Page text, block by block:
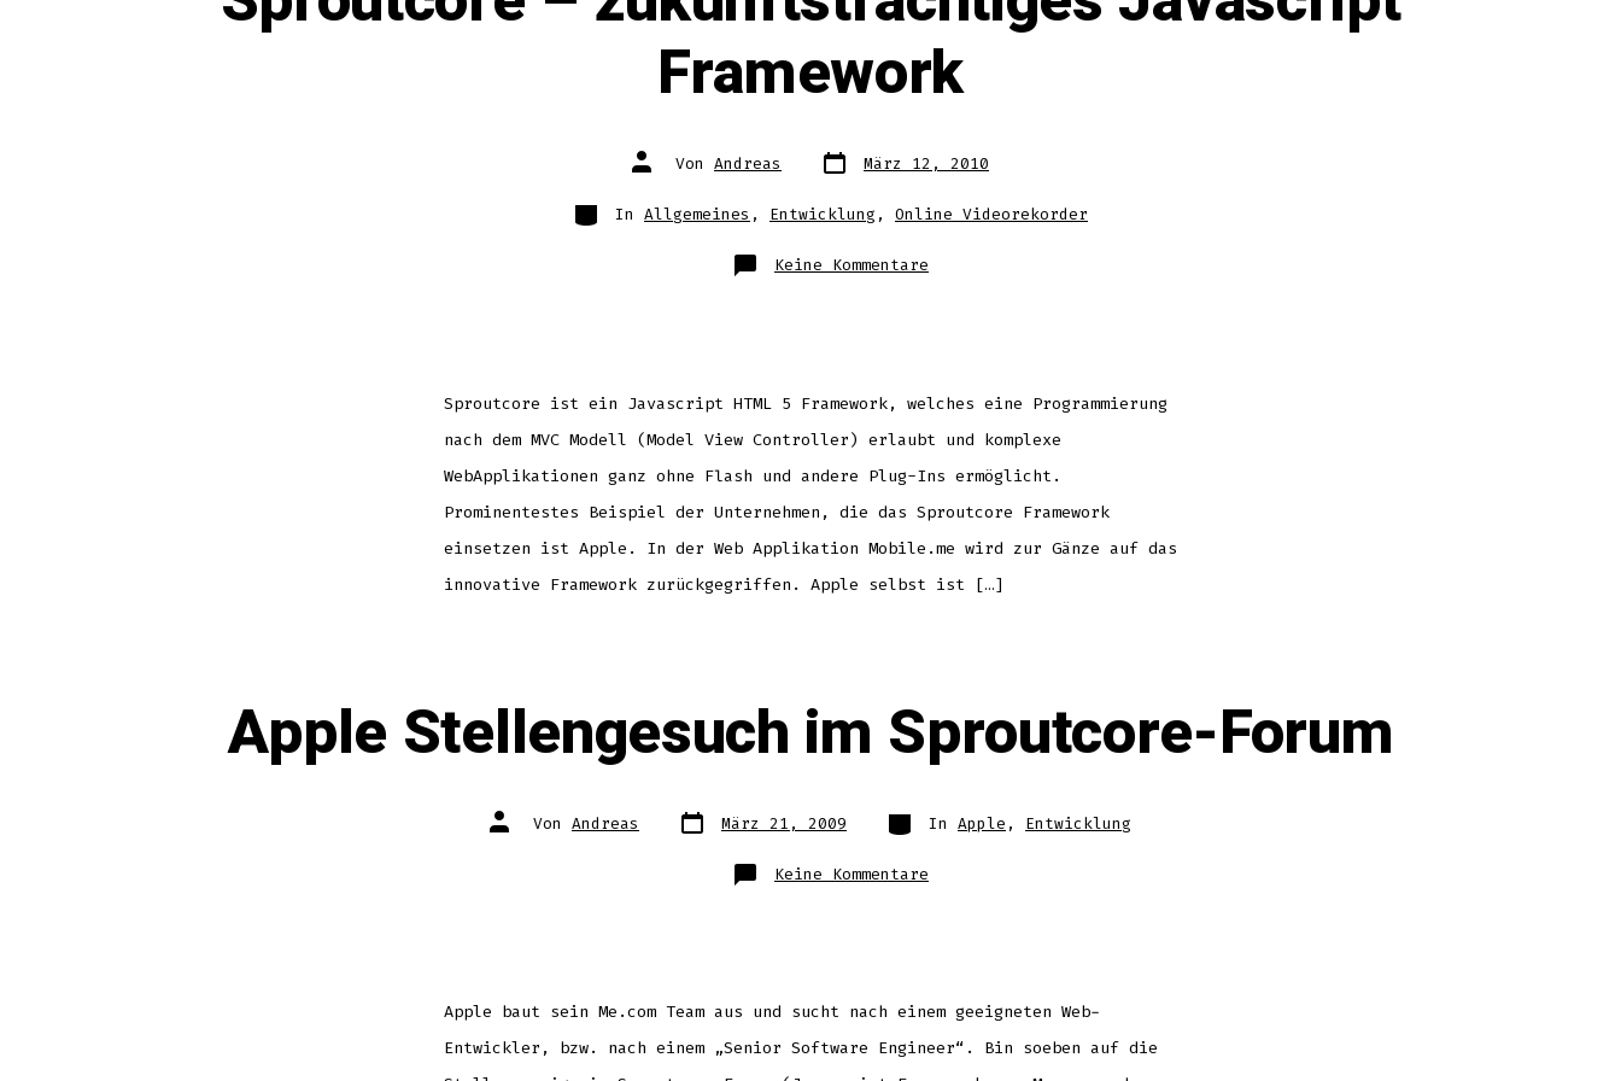
Framework
Autor
des Von Andreas Datum
des
März 12, 2010
Kategorien
In Allgemeines , Entwicklung , Online Videorekorder
Keine Kommentare
Sproutcore
Sproutcore ist ein Javascript HTML 5 Framework, welches eine Programmierung
nach dem MVC Modell (Model View Controller) erlaubt und komplexe
WebApplikationen ganz ohne Flash und andere Plug-Ins ermöglicht.
Prominentestes Beispiel der Unternehmen, die das Sproutcore Framework
einsetzen ist Apple. In der Web Applikation Mobile.me wird zur Gänze auf das
innovative Framework zurückgegriffen. Apple selbst ist […]
Apple Stellengesuch im Sproutcore-Forum
Autor
des Von Andreas Datum
des März 21, 2009 Kategorien
In Apple , Entwicklung
Keine Kommentare
Apple
Apple baut sein Me.com Team aus und sucht nach einem geeigneten Web-
Entwickler, bzw. nach einem „Senior Software Engineer“. Bin soeben auf die